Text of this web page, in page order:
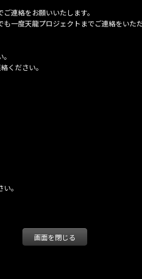
連絡をお願いいたします。
一度天龍プロジェクトまでご連絡をいた
ください。
。
画面を閉じる